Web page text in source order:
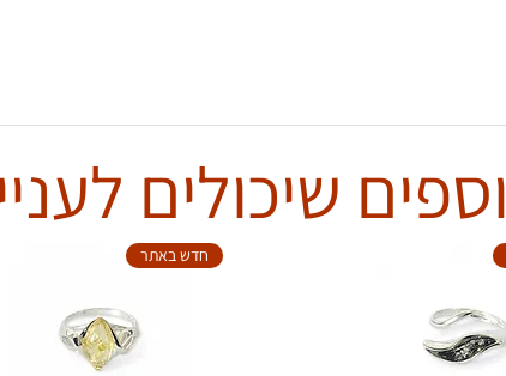
שיכולים
חדש באתר